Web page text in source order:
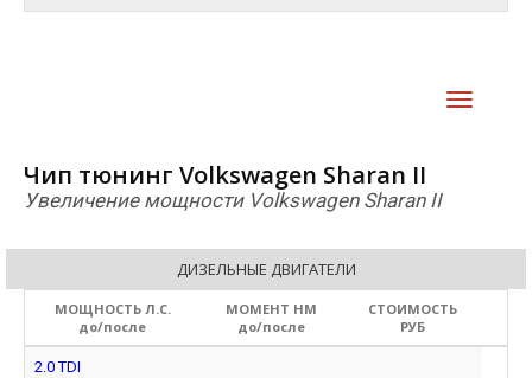
Чип тюнинг Volkswagen Sharan II
Увеличение мощности Volkswagen Sharan II
ДИЗЕЛЬНЫЕ ДВИГАТЕЛИ
МОЩНОСТЬ Л.С.
до/после
МОМЕНТ НМ
до/после
СТОИМОСТЬ
РУБ
2.0 TDI